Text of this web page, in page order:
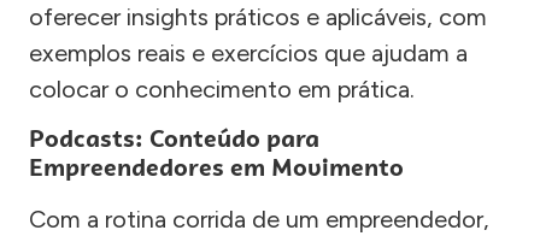
oferecer insights práticos e aplicáveis, com
exemplos reais e exercícios que ajudam a
colocar o conhecimento em prática.
Podcasts: Conteúdo para
Empreendedores em Movimento
Com a rotina corrida de um empreendedor,